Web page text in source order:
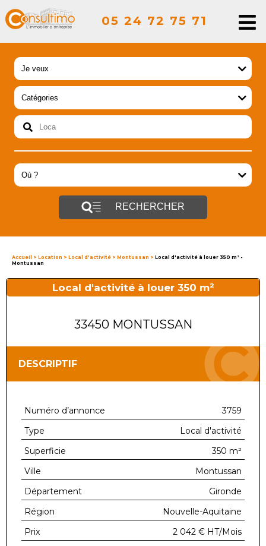
05 24 72 75 71
RECHERCHER
Accueil > Location > Local d'activité > Montussan > Local d'activité à louer 350 m² -
Montussan
Local d'activité à louer 350 m²
33450 MONTUSSAN
DESCRIPTIF
Numéro d’annonce
3759
Type
Local d'activité
Superficie
350 m²
Ville
Montussan
Département
Gironde
Région
Nouvelle-Aquitaine
Prix
2 042 € HT/Mois